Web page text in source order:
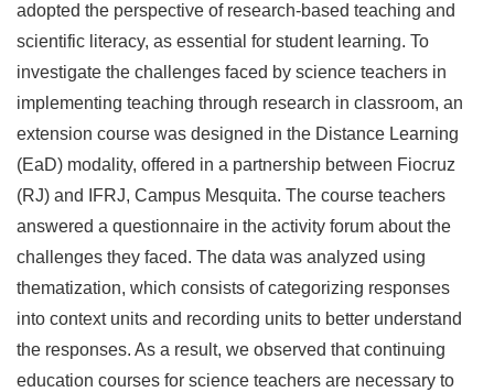
adopted the perspective of research-based teaching and
scientific literacy, as essential for student learning. To
investigate the challenges faced by science teachers in
implementing teaching through research in classroom, an
extension course was designed in the Distance Learning
(EaD) modality, offered in a partnership between Fiocruz
(RJ) and IFRJ, Campus Mesquita. The course teachers
answered a questionnaire in the activity forum about the
challenges they faced. The data was analyzed using
thematization, which consists of categorizing responses
into context units and recording units to better understand
the responses. As a result, we observed that continuing
education courses for science teachers are necessary to